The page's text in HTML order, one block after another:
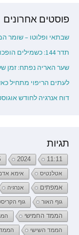
פוסטים אחרונים
שבתאי ופלוטו – שומר
תדר 144: כשמילים הופכות לגורל
שער האריה נפתח: זמן
לעתים הריפוי מתחיל
דוח אנרגיה לחודש
תגיות
11:11
2024
אטלנטיס אימא
אמפתים אנרגיה
גוף האור גוף
הממד החמישי
הממד השישי